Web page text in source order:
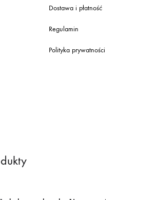
Dostawa i płatność
Regulamin
Polityka prywatności